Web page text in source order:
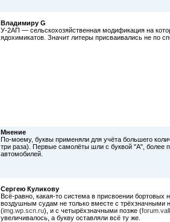
Владимиру G
У-2АП — сельскохозяйственная модификация на
ядохимикатов. Значит литеры присваивались не по
Мнение
По-моему, буквы применяли для учёта большего
три раза). Первые самолёты шли с буквой "А", более
автомобилей.
Сергею Куликову
Всё-равно, какая-то система в присвоении
воздушным судам не только вместе с трёхзначными
(img.wp.scn.ru), и с четырёхзначными позже (
увеличивалось, а букву оставляли всё ту же.